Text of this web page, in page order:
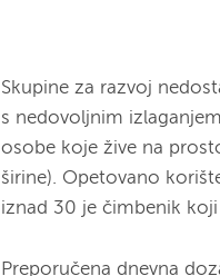
Skupine za razvoj
s nedovoljnim
osobe koje žive na
širine). Opetovano
iznad 30 je čimbenik
Preporučena dnevna